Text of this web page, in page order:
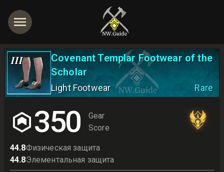
III
Covenant Templar Footwear of the
Scholar
Light Footwear Rare
350
Gear
Score
44.8Физическая защита
44.8Элементальная защита